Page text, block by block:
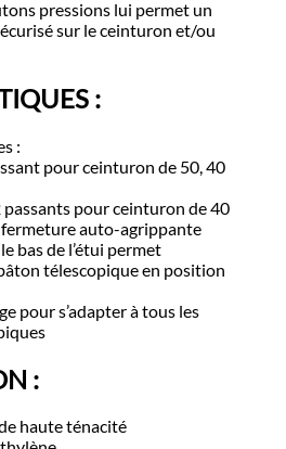
pressions lui permet un
sur le ceinturon et/ou
:
:
pour ceinturon de 50, 40
pour ceinturon de 40
fermeture auto-agrippante
bas de l’étui permet
télescopique en position
pour s’adapter à tous les
:
haute ténacité